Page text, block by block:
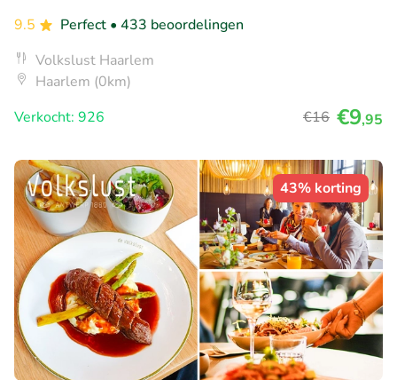
9.5
Perfect • 433 beoordelingen
Volkslust Haarlem
Haarlem (0km)
Verkocht: 926
€16 €9,95
43% korting